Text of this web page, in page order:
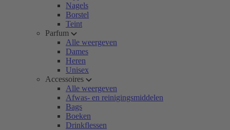
Nagels
Borstel
Teint
Parfum
Alle weergeven
Dames
Heren
Unisex
Accessoires
Alle weergeven
Afwas- en reinigingsmiddelen
Bags
Boeken
Drinkflessen